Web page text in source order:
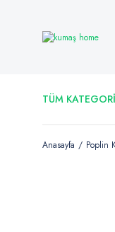
TÜM
Anasayfa Poplin